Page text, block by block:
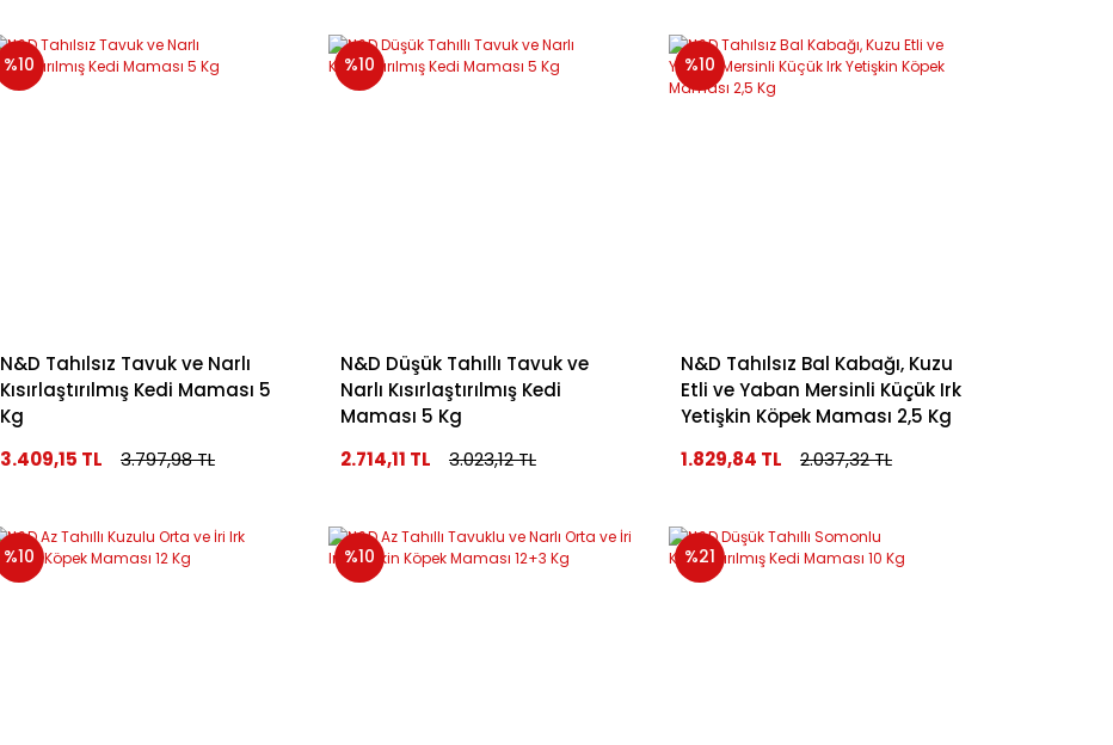
%10
N&D Tahılsız Tavuk ve Narlı
Kısırlaştırılmış Kedi Maması 5
Kg
3.409,15 TL
3.797,98 TL
%10
N&D Düşük Tahıllı Tavuk ve
Narlı Kısırlaştırılmış Kedi
Maması 5 Kg
2.714,11 TL
3.023,12 TL
%10
N&D Tahılsız Bal Kabağı, Kuzu
Etli ve Yaban Mersinli Küçük Irk
Yetişkin Köpek Maması 2,5 Kg
1.829,84 TL
2.037,32 TL
%10 %10 %21